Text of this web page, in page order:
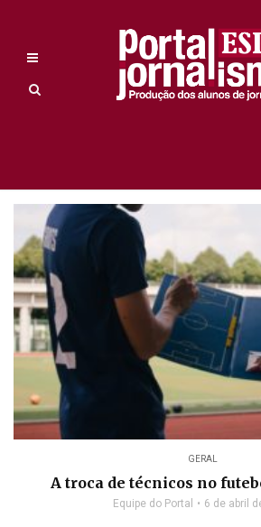
GERAL
A troca de técnicos no
Equipe do Portal 6 de abril